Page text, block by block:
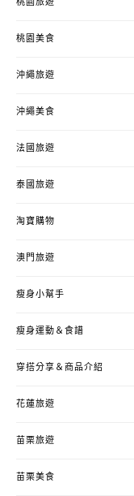
桃園旅遊
桃園美食
沖繩旅遊
沖繩美食
法國旅遊
泰國旅遊
淘寶購物
澳門旅遊
瘦身小幫手
瘦身運動＆食譜
穿搭分享＆商品介紹
花蓮旅遊
苗栗旅遊
苗栗美食